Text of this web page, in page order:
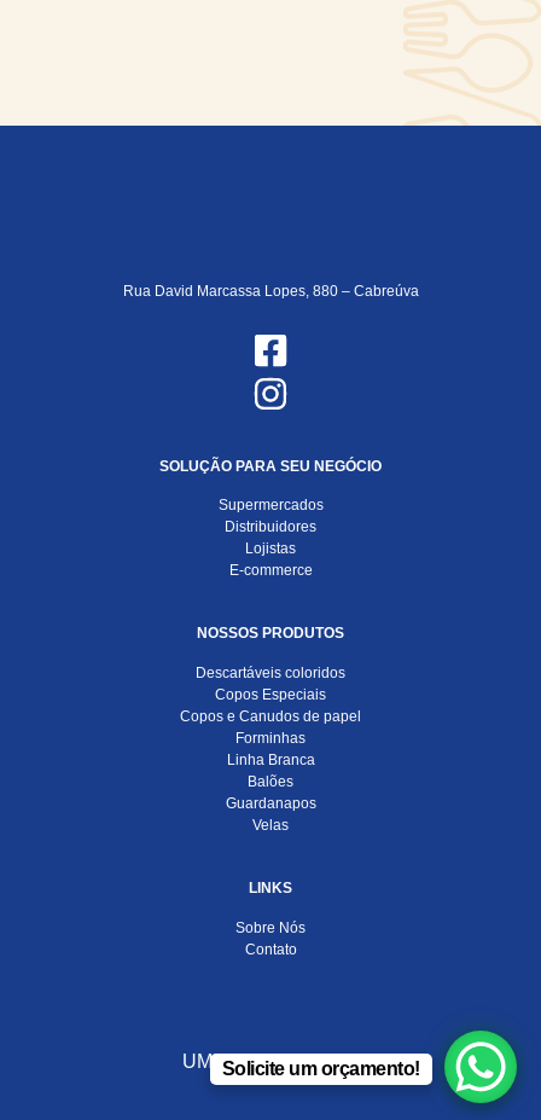
Rua David Marcassa Lopes, 880 – Cabreúva
SOLUÇÃO PARA SEU NEGÓCIO
Supermercados
Distribuidores
Lojistas
E-commerce
NOSSOS PRODUTOS
Descartáveis coloridos
Copos Especiais
Copos e Canudos de papel
Forminhas
Linha Branca
Balões
Guardanapos
Velas
LINKS
Sobre Nós
Contato
UMA EMPRESA DO
Solicite um orçamento!